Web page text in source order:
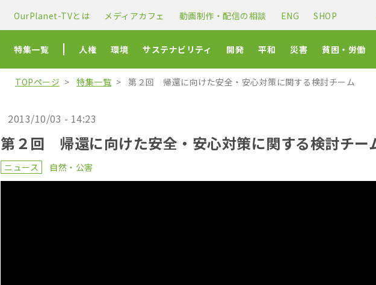
OurPlanet-TVとは メディアカフェ 動画制作・配信の相談 ENG SHOP
特集一覧 人権 環境 サステナビリティ 開発 平和 災害 貧困・労働
TOPページ 特集一覧 第２回 帰還に向けた安全・安心対策に関する検討チーム
2013/10/03 - 14:23
第２回 帰還に向けた安全・安心対策に関する検討チー
ニュース 自然・公害